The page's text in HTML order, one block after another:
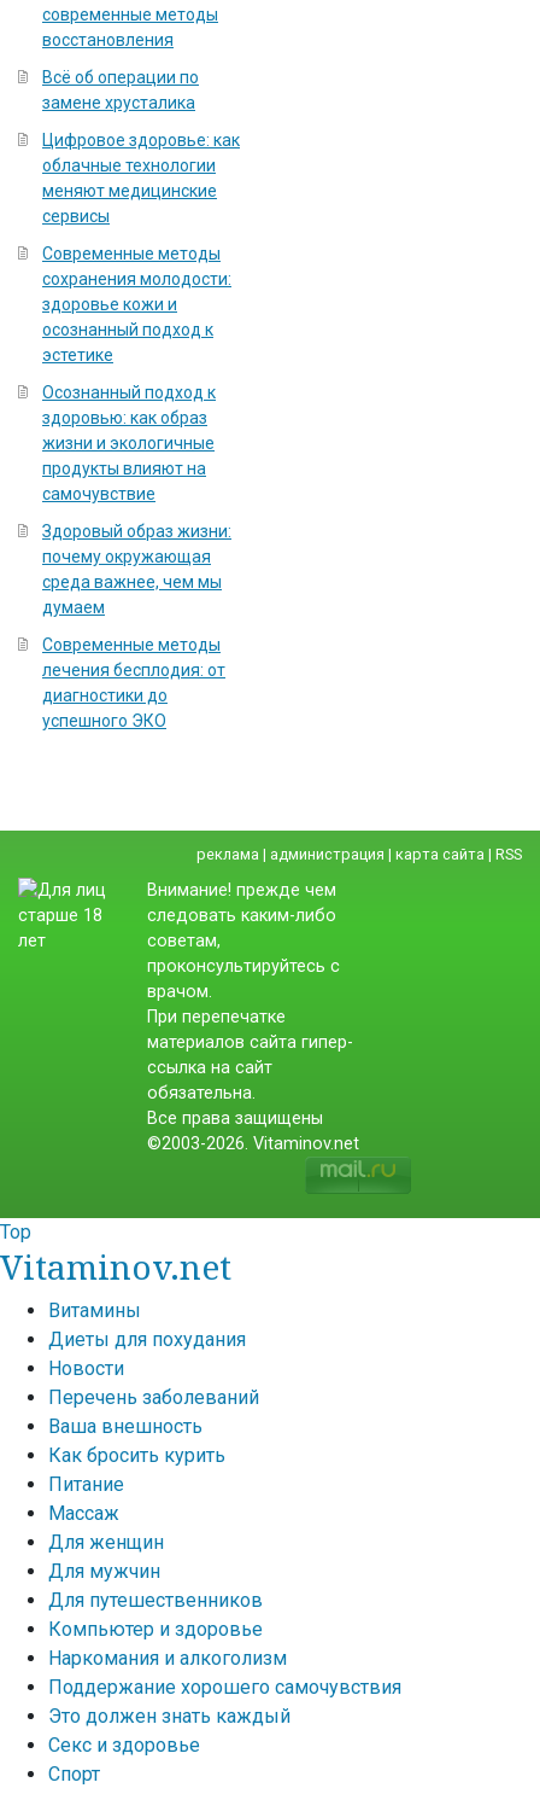
современные методы
восстановления
Всё об операции по
замене хрусталика
Цифровое здоровье: как
облачные технологии
меняют медицинские
сервисы
Современные методы
сохранения молодости:
здоровье кожи и
осознанный подход к
эстетике
Осознанный подход к
здоровью: как образ
жизни и экологичные
продукты влияют на
самочувствие
Здоровый образ жизни:
почему окружающая
среда важнее, чем мы
думаем
Современные методы
лечения бесплодия: от
диагностики до
успешного ЭКО
реклама | администрация | карта сайта | RSS
Внимание! прежде чем
следовать каким-либо
советам,
проконсультируйтесь с
врачом.
При перепечатке
материалов сайта гипер-
ссылка на сайт
обязательна.
Все права защищены
©2003-2026. Vitaminov.net
Top
Vitaminov.net
Витамины
Диеты для похудания
Новости
Перечень заболеваний
Ваша внешность
Как бросить курить
Питание
Массаж
Для женщин
Для мужчин
Для путешественников
Компьютер и здоровье
Наркомания и алкоголизм
Поддержание хорошего самочувствия
Это должен знать каждый
Секс и здоровье
Спорт